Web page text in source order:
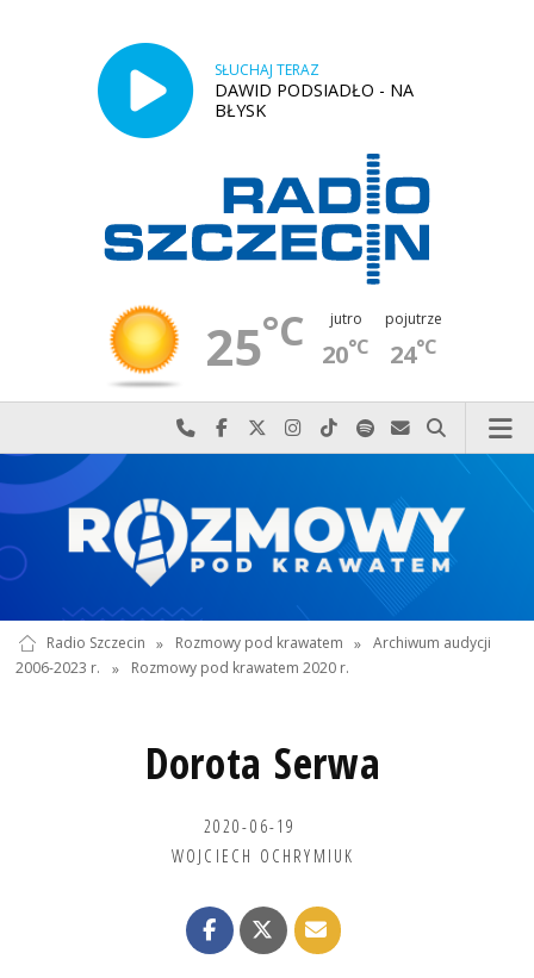
SŁUCHAJ TERAZ
DAWID PODSIADŁO - NA
BŁYSK
25°C jutro
20°C
pojutrze
24°C
Najlepiej po prostu do nas zadzwoń
Odwiedź nas na Facebook-u
Odwiedź nas na X
Odwiedź nas na Instagram-ie
Odwiedź nas na TikTok-u
Szukaj nas na Spotify
Wyślij do nas
Szukaj
Radio Szczecin » Rozmowy pod krawatem » Archiwum audycji
2006-2023 r.
» Rozmowy pod krawatem 2020 r.
Dorota Serwa
2020-06-19
WOJCIECH OCHRYMIUK